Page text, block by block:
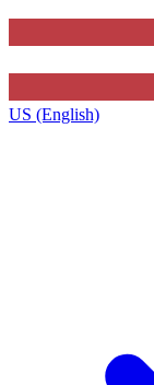
US (English)